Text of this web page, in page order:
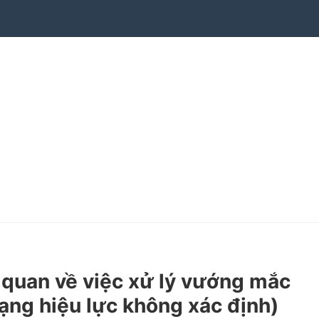
về việc xử lý vướng mắc
hiệu lực không xác định)